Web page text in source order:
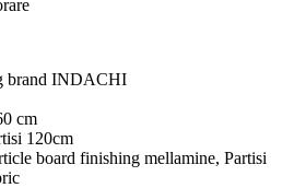
brand INDACHI
cm
120cm
board finishing mellamine, Partisi